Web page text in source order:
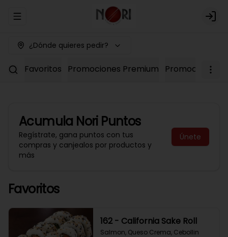
Abrir menu de navegación Login
¿Dónde quieres pedir?
Favoritos Promociones Premium Promociones
Acumula Nori Puntos
Regístrate, gana puntos con tus
compras y canjealos por productos y
más
Únete
Favoritos
162 - California Sake Roll
Salmon, Queso Crema, Cebollin